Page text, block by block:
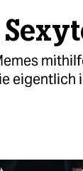
eigentlich